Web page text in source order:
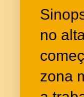
no
zona